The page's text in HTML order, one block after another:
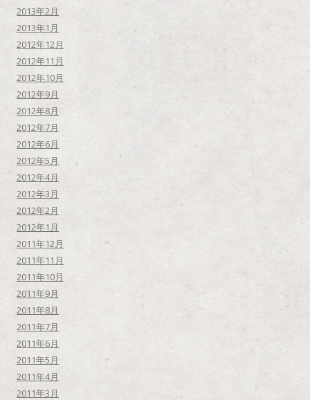
2013年2月
2013年1月
2012年12月
2012年11月
2012年10月
2012年9月
2012年8月
2012年7月
2012年6月
2012年5月
2012年4月
2012年3月
2012年2月
2012年1月
2011年12月
2011年11月
2011年10月
2011年9月
2011年8月
2011年7月
2011年6月
2011年5月
2011年4月
2011年3月